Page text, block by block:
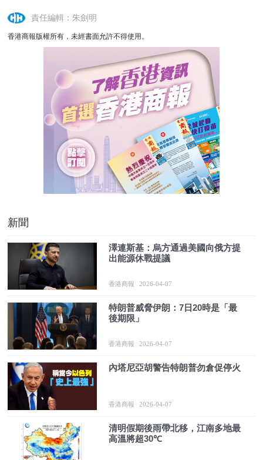
責任編輯：朱劍明
香港商報版權所有，未經書面允許不得使用。
新聞
澤連斯基：烏方通過美國向俄方提
出能源休戰提議
香港商報 2026-04-07
特朗普威脅伊朗：7日20時是「最
後期限」
香港商報 2026-04-07
內塔尼亞胡警告特朗普勿倉促停火
香港商報 2026-04-07
清明假期後雨帶北移，江南多地最
高溫將超30℃